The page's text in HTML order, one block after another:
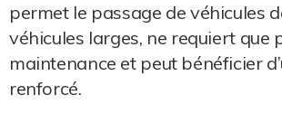
permet le passage de véhicules
véhicules larges, ne requiert que
maintenance et peut bénéficier
renforcé.